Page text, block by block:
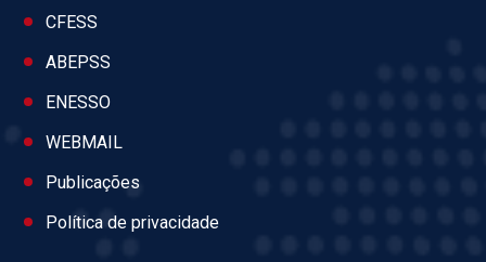
CFESS
ABEPSS
ENESSO
WEBMAIL
Publicações
Política de privacidade